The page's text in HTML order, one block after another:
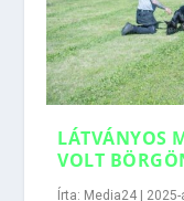
LÁTVÁNYOS
VOLT
Írta: Media24 2025-